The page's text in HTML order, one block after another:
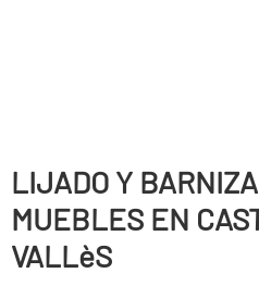
LIJADO Y
MUEBLES EN
VALLèS